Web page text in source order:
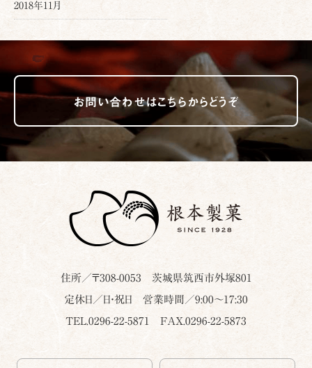
2018年11月
お問い合わせはこちらからどうぞ
住所／〒308-0053 茨城県筑西市外塚801
定休日／日・祝日 営業時間／9:00～17:30
TEL.0296-22-5871 FAX.0296-22-5873